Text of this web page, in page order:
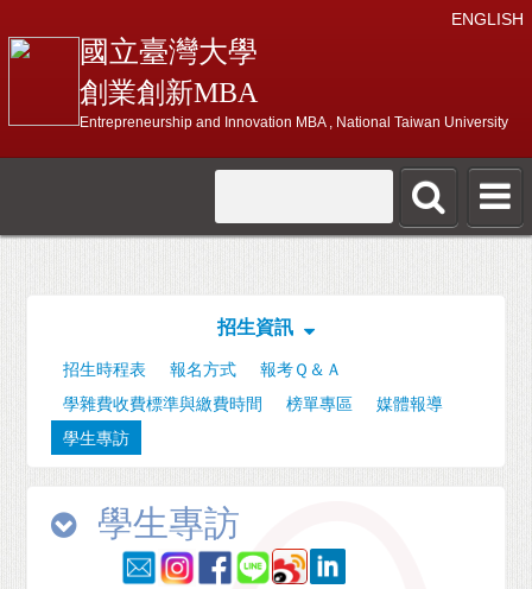
ENGLISH
國立臺灣大學
創業創新MBA
Entrepreneurship and Innovation MBA , National Taiwan University
招生資訊
招生時程表 報名方式
報考Ｑ＆Ａ
學雜費收費標準與繳費時間
榜單專區
媒體報導
學生專訪
學生專訪